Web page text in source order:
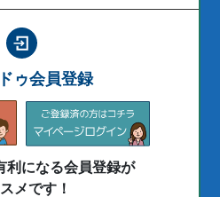
ゥ会員登録
利になる会員登録が
メです！